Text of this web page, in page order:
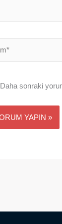
Daha sonraki